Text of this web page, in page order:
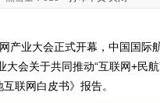
业大会正式开幕，中国国际
会关于共同推动“互联网+民航
联网白皮书》报告。